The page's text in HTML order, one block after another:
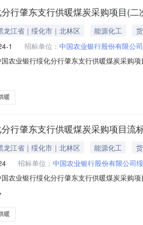
行肇东支行供暖煤炭采购项目(二
龙江省｜绥化市｜北林区 能源化工
1 招标单位： 中国农业银行股份有限公
农业银行绥化分行肇东支行供暖煤炭采购
公告在中国采购与招标网、中国招标投标
林区广安街
暖
行肇东支行供暖煤炭采购项目流
龙江省｜绥化市｜北林区 能源化工
招标单位： 中国农业银行股份有限公司
农业银行绥化分行肇东支行供暖煤炭采购
人不足三家，故该项目流标。六、发布公
暖